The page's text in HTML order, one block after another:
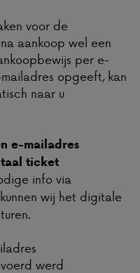
voor de
aankoop wel een
per e-
opgeeft, kan
naar u
e-mailadres
ticket
info via
wij het digitale
werd